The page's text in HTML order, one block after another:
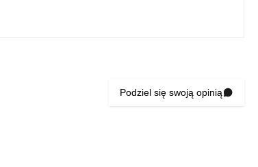
Podziel się swoją opinią